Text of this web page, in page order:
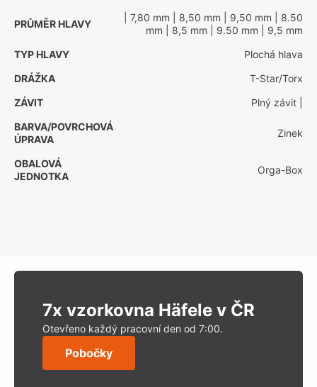
PRŮMĚR HLAVY
| 7,80 mm | 8,50 mm | 9,50 mm | 8.50
mm | 8,5 mm | 9.50 mm | 9,5 mm
TYP HLAVY
Plochá hlava
DRÁŽKA
T-Star/Torx
ZÁVIT
Plný závit
BARVA/POVRCHOVÁ
ÚPRAVA
Zinek
OBALOVÁ
JEDNOTKA
Orga-Box
7x vzorkovna Häfele v ČR
Otevřeno každý pracovní den od 7:00.
Pobočky